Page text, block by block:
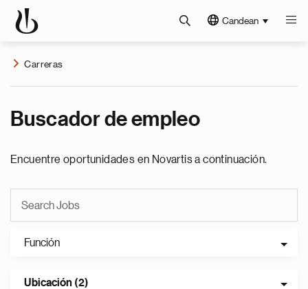
Candean
Carreras
Buscador de empleo
Encuentre oportunidades en Novartis a continuación.
Función
Ubicación (2)